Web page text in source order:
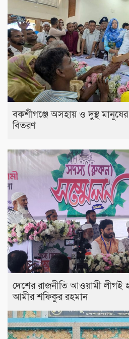
বকশীগঞ্জে অসহায় ও দুস্থ
বিতরণ
দেশের রাজনীতি আওয়ামী লীগই
আমীর শফিকুর রহমান